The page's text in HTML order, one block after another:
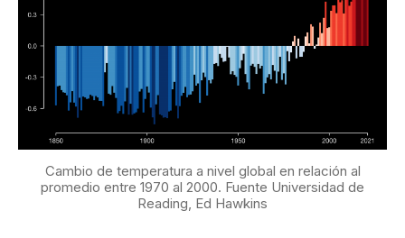
Cambio de temperatura a nivel global en relación al
promedio entre 1970 al 2000. Fuente Universidad de
Reading, Ed Hawkins